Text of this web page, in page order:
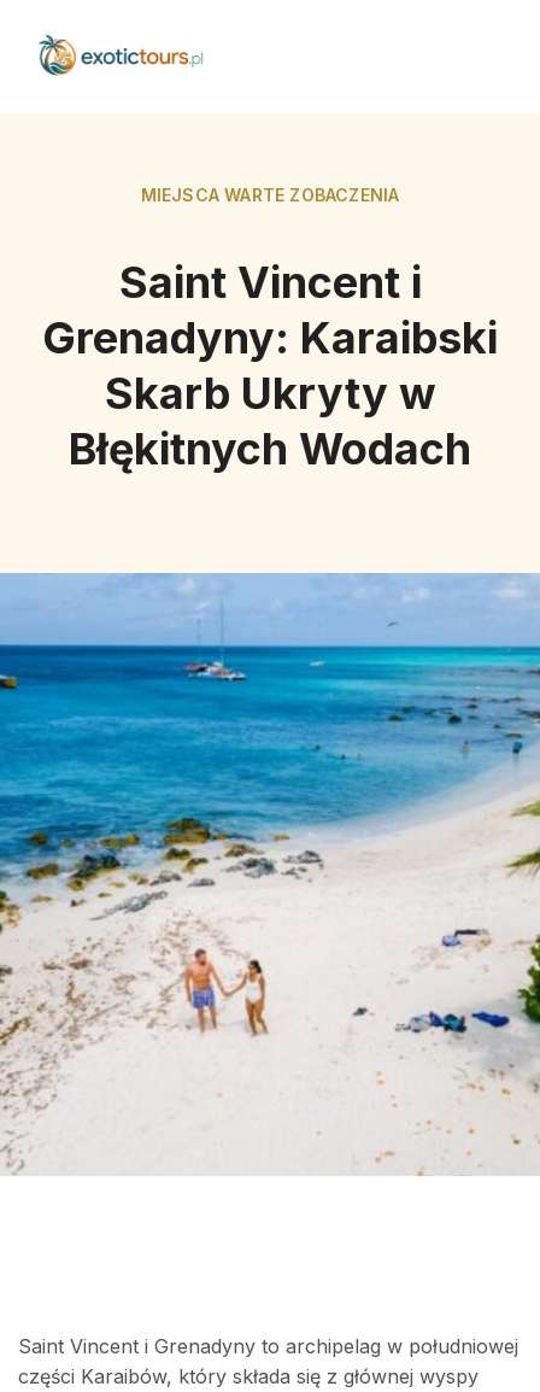
MIEJSCA WARTE ZOBACZENIA
Saint Vincent i
Grenadyny: Karaibski
Skarb Ukryty w
Błękitnych Wodach
Saint Vincent i Grenadyny to archipelag w południowej
części Karaibów, który składa się z głównej wyspy